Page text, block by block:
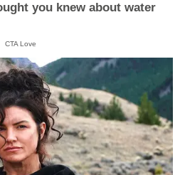
you knew about water
CTA Love